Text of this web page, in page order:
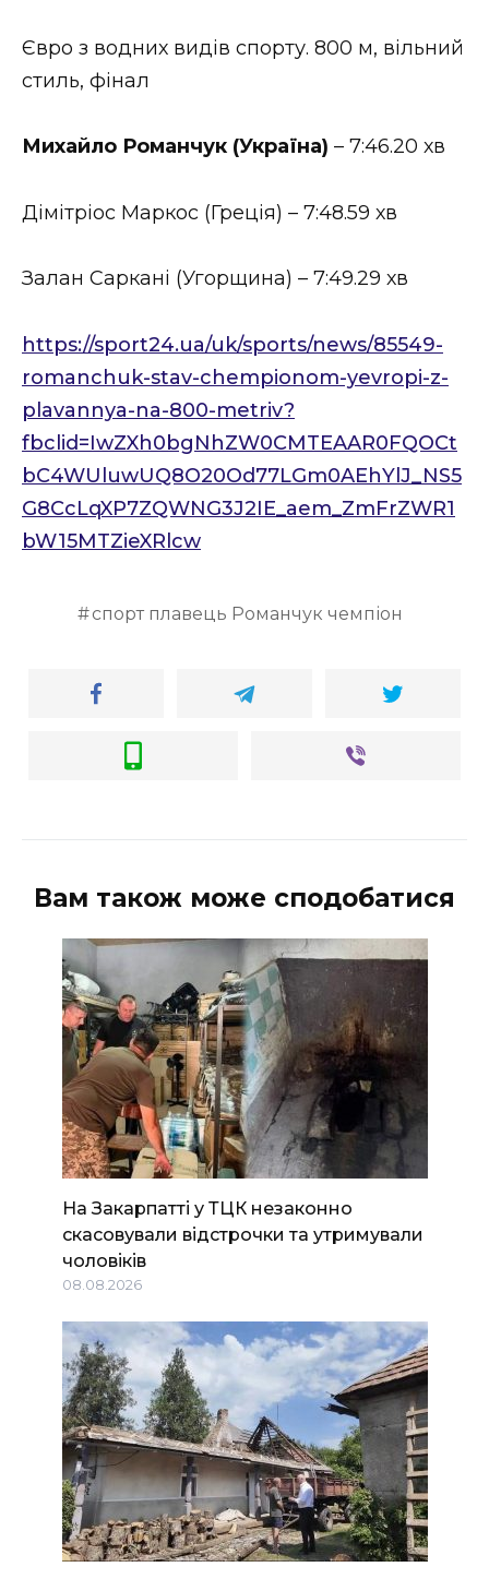
Євро з водних видів спорту. 800 м, вільний
стиль, фінал
Михайло Романчук (Україна) – 7:46.20 хв
Дімітріос Маркос (Греція) – 7:48.59 хв
Залан Саркані (Угорщина) – 7:49.29 хв
https://sport24.ua/uk/sports/news/85549-
romanchuk-stav-chempionom-yevropi-z-
plavannya-na-800-metriv?
fbclid=IwZXh0bgNhZW0CMTEAAR0FQOCt
bC4WUluwUQ8O20Od77LGm0AEhYlJ_NS5
G8CcLqXP7ZQWNG3J2IE_aem_ZmFrZWR1
bW15MTZieXRlcw
спорт плавець Романчук чемпіон
Вам також може сподобатися
На Закарпатті у ТЦК незаконно
скасовували відстрочки та утримували
чоловіків
08.08.2026